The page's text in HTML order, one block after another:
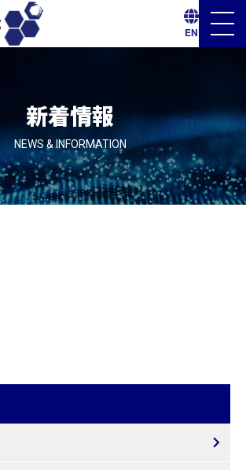
EN
ニ
ュ
新着情報
NEWS & INFORMATION